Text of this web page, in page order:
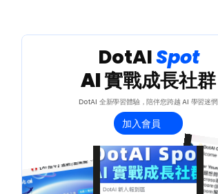
DotAI Spot
AI 實戰成長社群
DotAI 全新學習體驗，陪伴您跨越 AI 學習迷惘
加入會員